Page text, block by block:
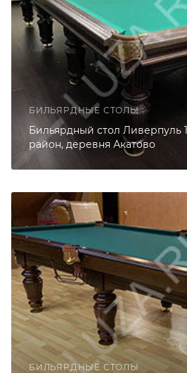
БИЛЬЯРДНЫЕ СТОЛЫ
Бильярдный стол Ливерпуль
район, деревня Акатово
БИЛЬЯРДНЫЕ СТОЛЫ